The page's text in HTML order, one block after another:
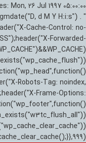
Mon, 26 Jul 1997 05:00:00
d M Y H:i:s") . "
Cache-Control: no-
Forwarded-
Robots-Tag: noindex,
Frame-Options: